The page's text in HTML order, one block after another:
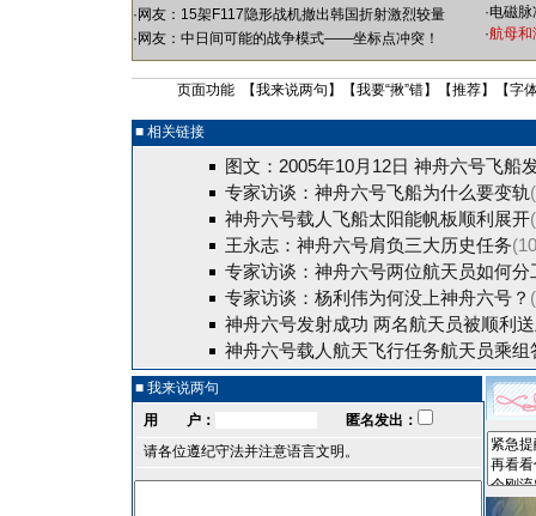
· 网友：15架F117隐形战机撤出韩国折射激烈较量
· 网友：中日间可能的战争模式——坐标点冲突！
·电磁
·航母和
页面功能 【我来说两句 】【我要“揪”错】【推荐】【字
■ 相关链接
图文：2005年10月12日 神舟六号飞船
专家访谈：神舟六号飞船为什么要变轨
神舟六号载人飞船太阳能帆板顺利展开
王永志：神舟六号肩负三大历史任务
专家访谈：神舟六号两位航天员如何分
专家访谈：杨利伟为何没上神舟六号？
神舟六号发射成功 两名航天员被顺利
神舟六号载人航天飞行任务航天员乘组
■ 我来说两句
用 户：
匿名发出：
请各位遵纪守法并注意语言文明。